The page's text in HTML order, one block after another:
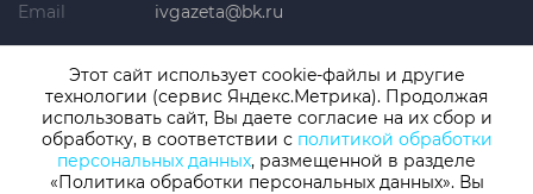
Email ivgazeta@bk.ru
Телефон +7 (4932) 41-94-81
СМИ: Izvestno.ru. Реестровая запись 08.11.2019 серия ЭЛ № ФС 77 -
Этот сайт использует cookie-файлы и другие
технологии (сервис Яндекс.Метрика). Продолжая
использовать сайт, Вы даете согласие на их сбор и
обработку, в соответствии с политикой обработки
персональных данных, размещенной в разделе
«Политика обработки персональных данных». Вы